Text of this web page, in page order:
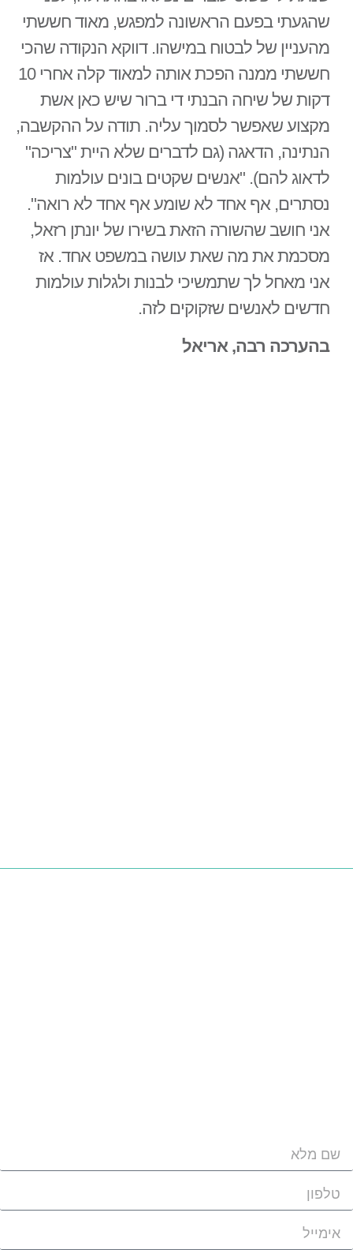
שהגעתי בפעם הראשונה למפגש, מאוד חששתי
מהעניין של לבטוח במישהו. דווקא הנקודה שהכי
חששתי ממנה הפכת אותה למאוד קלה אחרי 10
דקות של שיחה הבנתי די ברור שיש כאן אשת
מקצוע שאפשר לסמוך עליה. תודה על ההקשבה,
הנתינה, הדאגה (גם לדברים שלא היית "צריכה"
לדאוג להם). "אנשים שקטים בונים עולמות
נסתרים, אף אחד לא שומע אף אחד לא רואה".
אני חושב שהשורה הזאת בשירו של יונתן רזאל,
מסכמת את מה שאת עושה במשפט אחד. אז
אני מאחל לך שתמשיכי לבנות ולגלות עולמות
חדשים לאנשים שזקוקים לזה.
בהערכה רבה, אריאל